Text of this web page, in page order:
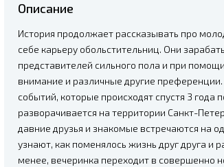
Описание
История продолжает рассказывать про
себе карьеру обольстительниц. Они
представителей сильного пола и при
внимание и различные другие
событий, которые происходят спустя 3
разворачивается на территории Санкт-
давние друзья и знакомые встречаются на
узнают, как поменялось жизнь друг друга
менее, вечеринка переходит в совершенно